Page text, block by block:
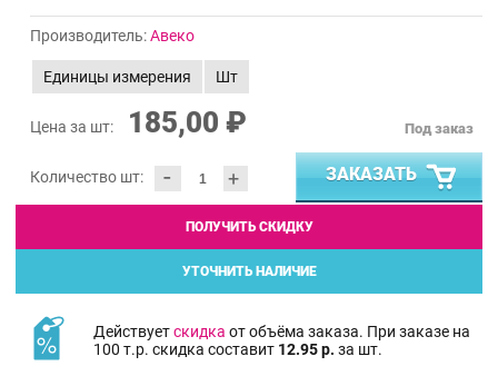
Производитель:Авеко
Единицы измерения Шт
Цена за шт: 185,00 ₽
Количество шт: - +
Под заказ
ЗАКАЗАТЬ
ПОЛУЧИТЬ СКИДКУ
УТОЧНИТЬ НАЛИЧИЕ
Действуетскидка от объёма заказа. При заказе на
100 т.р. скидка составит 12.95 р. за шт.